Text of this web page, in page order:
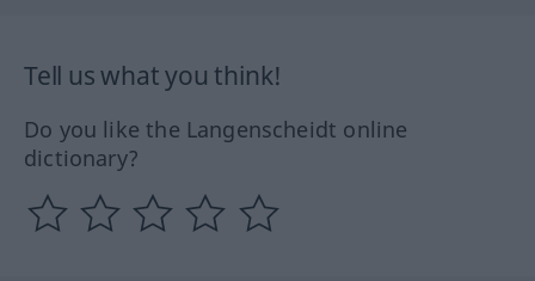
Tell us what you think!
Do you like the Langenscheidt online
dictionary?